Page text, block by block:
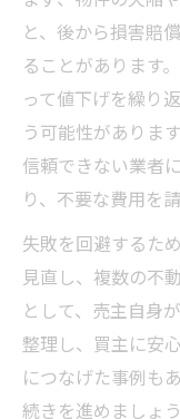
と、後から損害賠
ることがあります
って値下げを繰り
う可能性がありま
信頼できない業者
り、不要な費用を
失敗を回避するた
見直し、複数の不
として、売主自身
整理し、買主に安
につなげた事例も
続きを進めましょう